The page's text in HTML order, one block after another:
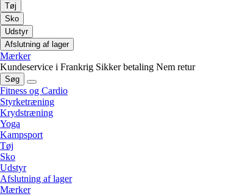
Tøj
Sko
Udstyr
Afslutning af lager
Mærker
Kundeservice i Frankrig Sikker betaling Nem retur
Søg
Fitness og Cardio
Styrketræning
Krydstræning
Yoga
Kampsport
Tøj
Sko
Udstyr
Afslutning af lager
Mærker